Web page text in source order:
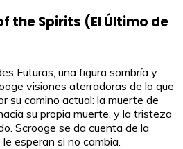
the Spirits (El Último de
Futuras, una figura sombría y
visiones aterradoras de lo que
su camino actual: la muerte de
su propia muerte, y la tristeza
Scrooge se da cuenta de la
esperan si no cambia.